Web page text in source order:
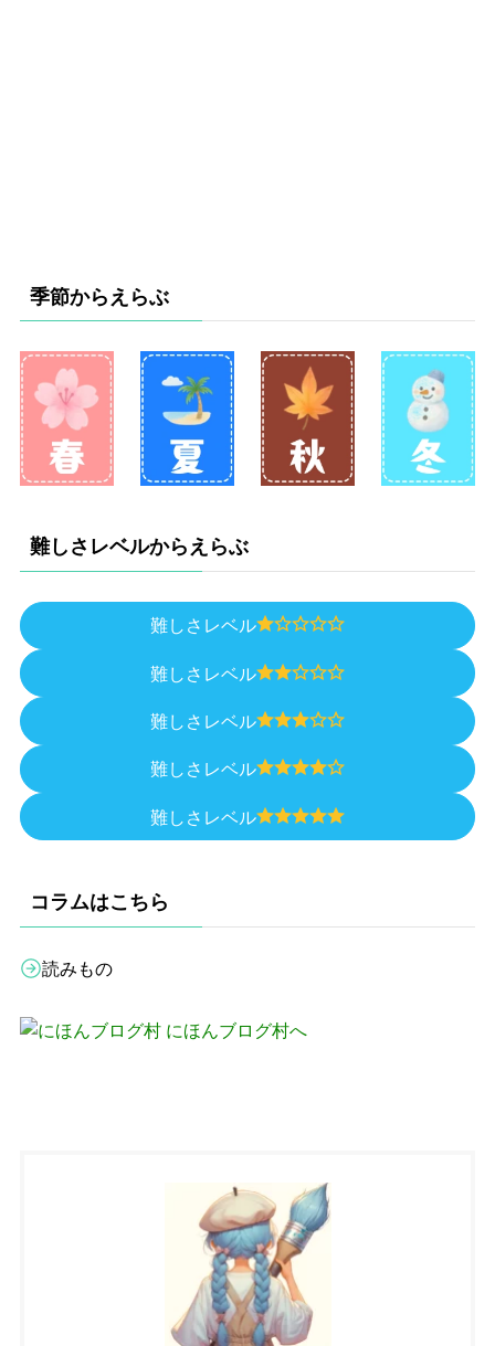
季節からえらぶ
難しさレベルからえらぶ
難しさレベル
難しさレベル
難しさレベル
難しさレベル
難しさレベル
コラムはこちら
読みもの